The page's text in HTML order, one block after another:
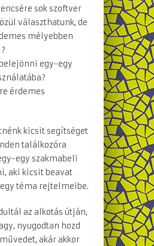
sok szoftver
választhatunk, de
mélyebben
egy-egy
érdemes
kicsit segítséget
találkozóra
egy szakmabeli
aki kicsit beavat
téma rejtelmeibe.
az alkotás útján,
nyugodtan hozd
akár akkor